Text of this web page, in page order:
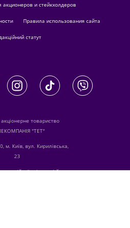
акционеров и стейкхолдеров
Правила использования сайта
статут
товариство
"ТЕТ"
м. Київ, вул. Кирилівська,
23
співпраці й